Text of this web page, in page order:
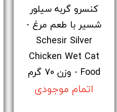
کنسرو گربه سیلور
شسیر با طعم مرغ -
Schesir Silver
Chicken Wet Cat
Food - وزن 70 گرم
اتمام موجودی